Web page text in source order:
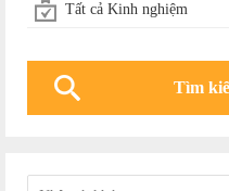
Tất cả Kinh nghiệm